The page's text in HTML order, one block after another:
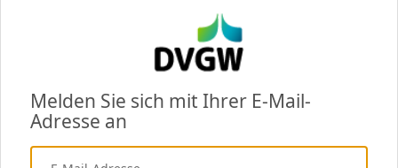
Melden Sie sich mit Ihrer E-Mail-
Adresse an